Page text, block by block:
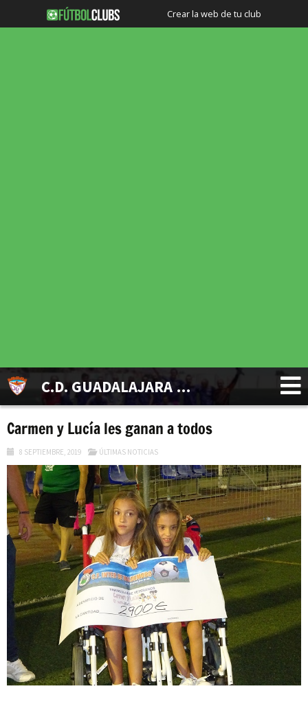
Crear la web de tu club
C.D. GUADALAJARA VETERANOS
Carmen y Lucía les ganan a todos
8 SEPTIEMBRE, 2019 ÚLTIMAS NOTICIAS